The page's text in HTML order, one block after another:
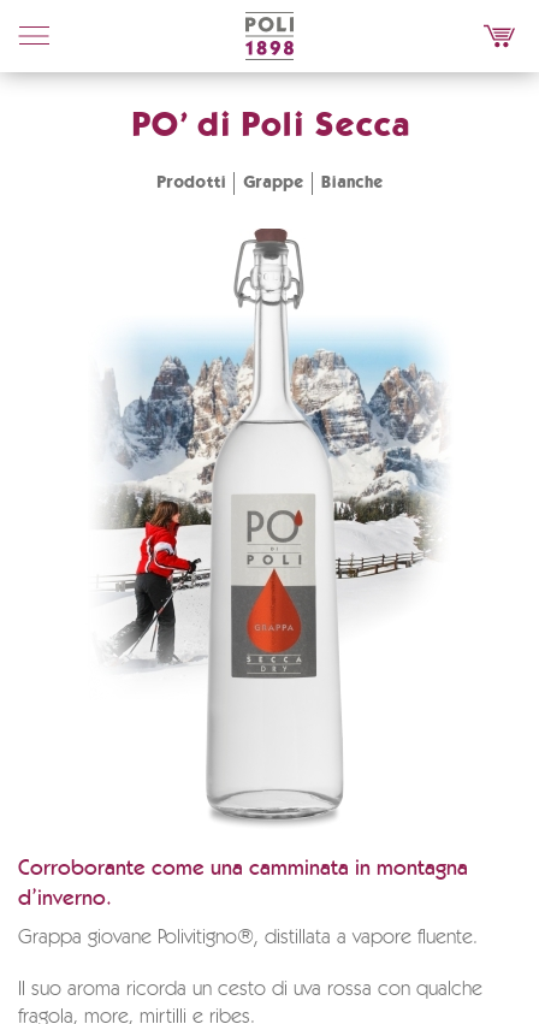
Poli
Distillerie
PO' di Poli Secca
Prodotti Grappe Bianche
Corroborante come una camminata in montagna
d’inverno.
Grappa giovane Polivitigno®, distillata a vapore fluente.
Il suo aroma ricorda un cesto di uva rossa con qualche
fragola, more, mirtilli e ribes.